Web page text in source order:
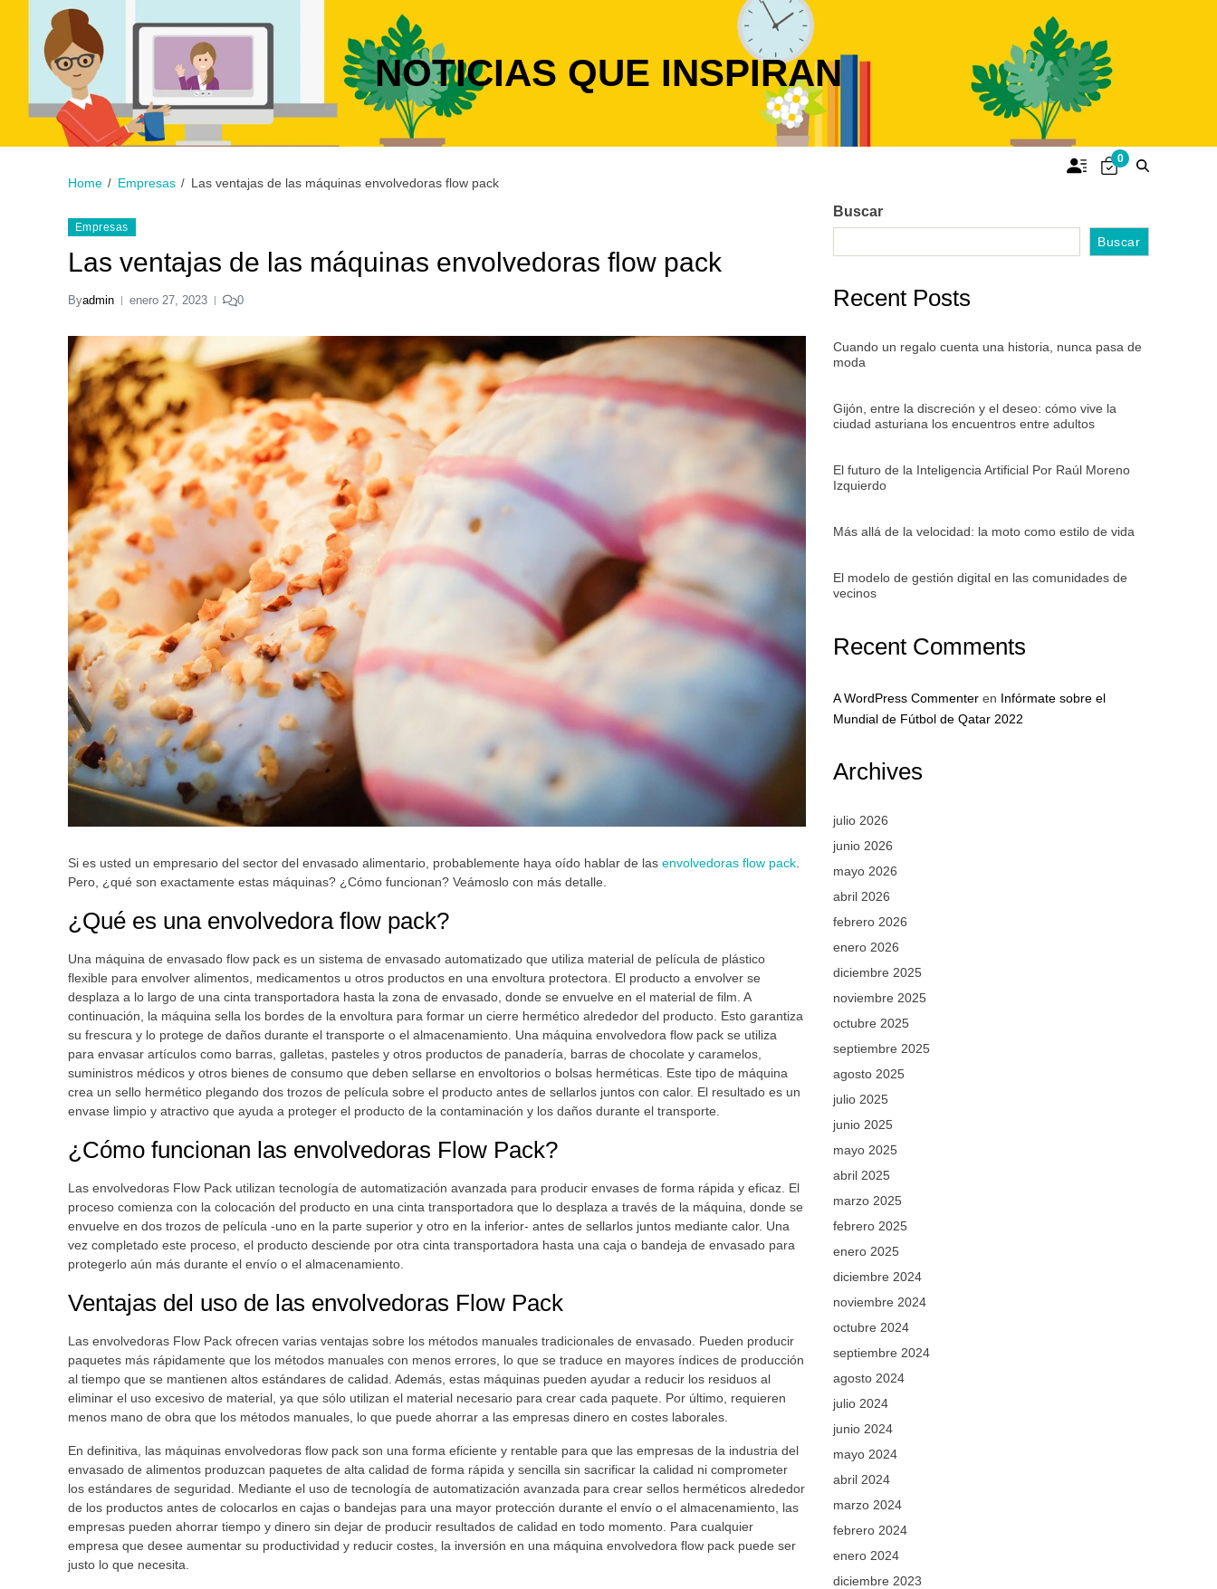
NOTICIAS QUE INSPIRAN
0
Home Empresas Las ventajas de las máquinas envolvedoras flow pack
Empresas
Las ventajas de las máquinas envolvedoras flow pack
Byadmin enero 27, 2023 0
Si es usted un empresario del sector del envasado alimentario, probablemente haya oído hablar de las envolvedoras flow pack
Pero, ¿qué son exactamente estas máquinas? ¿Cómo funcionan? Veámoslo con más detalle.
¿Qué es una envolvedora flow pack?
Una máquina de envasado flow pack es un sistema de envasado automatizado que utiliza material de película de plástico
flexible para envolver alimentos, medicamentos u otros productos en una envoltura protectora. El producto a envolver se
desplaza a lo largo de una cinta transportadora hasta la zona de envasado, donde se envuelve en el material de film. A
continuación, la máquina sella los bordes de la envoltura para formar un cierre hermético alrededor del producto. Esto garantiza
su frescura y lo protege de daños durante el transporte o el almacenamiento. Una máquina envolvedora flow pack se utiliza
para envasar artículos como barras, galletas, pasteles y otros productos de panadería, barras de chocolate y caramelos,
suministros médicos y otros bienes de consumo que deben sellarse en envoltorios o bolsas herméticas. Este tipo de máquina
crea un sello hermético plegando dos trozos de película sobre el producto antes de sellarlos juntos con calor. El resultado es un
envase limpio y atractivo que ayuda a proteger el producto de la contaminación y los daños durante el transporte.
¿Cómo funcionan las envolvedoras Flow Pack?
Las envolvedoras Flow Pack utilizan tecnología de automatización avanzada para producir envases de forma rápida y eficaz. El
proceso comienza con la colocación del producto en una cinta transportadora que lo desplaza a través de la máquina, donde se
envuelve en dos trozos de película -uno en la parte superior y otro en la inferior- antes de sellarlos juntos mediante calor. Una
vez completado este proceso, el producto desciende por otra cinta transportadora hasta una caja o bandeja de envasado para
protegerlo aún más durante el envío o el almacenamiento.
Ventajas del uso de las envolvedoras Flow Pack
Las envolvedoras Flow Pack ofrecen varias ventajas sobre los métodos manuales tradicionales de envasado. Pueden producir
paquetes más rápidamente que los métodos manuales con menos errores, lo que se traduce en mayores índices de producción
al tiempo que se mantienen altos estándares de calidad. Además, estas máquinas pueden ayudar a reducir los residuos al
eliminar el uso excesivo de material, ya que sólo utilizan el material necesario para crear cada paquete. Por último, requieren
menos mano de obra que los métodos manuales, lo que puede ahorrar a las empresas dinero en costes laborales.
En definitiva, las máquinas envolvedoras flow pack son una forma eficiente y rentable para que las empresas de la industria del
envasado de alimentos produzcan paquetes de alta calidad de forma rápida y sencilla sin sacrificar la calidad ni comprometer
los estándares de seguridad. Mediante el uso de tecnología de automatización avanzada para crear sellos herméticos alrededor
de los productos antes de colocarlos en cajas o bandejas para una mayor protección durante el envío o el almacenamiento, las
empresas pueden ahorrar tiempo y dinero sin dejar de producir resultados de calidad en todo momento. Para cualquier
empresa que desee aumentar su productividad y reducir costes, la inversión en una máquina envolvedora flow pack puede ser
justo lo que necesita.
Buscar
Buscar
Recent Posts
Cuando un regalo cuenta una historia, nunca pasa de
moda
Gijón, entre la discreción y el deseo: cómo vive la
ciudad asturiana los encuentros entre adultos
El futuro de la Inteligencia Artificial Por Raúl Moreno
Izquierdo
Más allá de la velocidad: la moto como estilo de vida
El modelo de gestión digital en las comunidades de
vecinos
Recent Comments
A WordPress Commenteren Infórmate sobre el
Mundial de Fútbol de Qatar 2022
Archives
julio 2026
junio 2026
mayo 2026
abril 2026
febrero 2026
enero 2026
diciembre 2025
noviembre 2025
octubre 2025
septiembre 2025
agosto 2025
julio 2025
junio 2025
mayo 2025
abril 2025
marzo 2025
febrero 2025
enero 2025
diciembre 2024
noviembre 2024
octubre 2024
septiembre 2024
agosto 2024
julio 2024
junio 2024
mayo 2024
abril 2024
marzo 2024
febrero 2024
enero 2024
diciembre 2023